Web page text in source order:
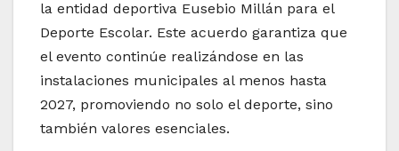
la entidad deportiva Eusebio Millán para el
Deporte Escolar. Este acuerdo garantiza que
el evento continúe realizándose en las
instalaciones municipales al menos hasta
2027, promoviendo no solo el deporte, sino
también valores esenciales.